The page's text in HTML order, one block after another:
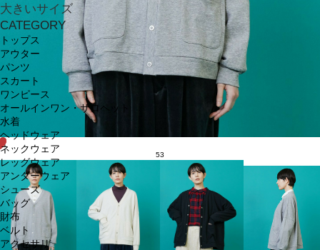
大きいサイズ
CATEGORY
トップス
アウター
パンツ
スカート
ワンピース
オールインワン・サロペット
水着
ヘッドウェア
ネックウェア
レッグウェア
アンダーウェア
シューズ
バッグ
財布
ベルト
アクセサリ
53